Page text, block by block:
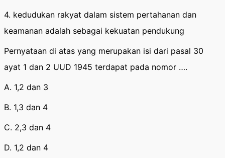
4. kedudukan rakyat dalam sistem pertahanan dan
keamanan adalah sebagai kekuatan pendukung
Pernyataan di atas yang merupakan isi dari pasal 30
ayat 1 dan 2 UUD 1945 terdapat pada nomor ….
A. 1,2 dan 3
B. 1,3 dan 4
C. 2,3 dan 4
D. 1,2 dan 4